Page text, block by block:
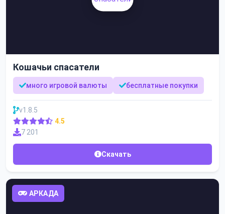
Кошачьи спасатели
много игровой валюты бесплатные покупки
v1.8.5
4.5
7 201
Скачать
АРКАДА